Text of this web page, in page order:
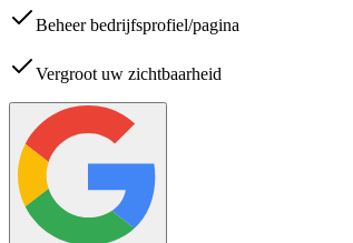
Beheer bedrijfsprofiel/pagina
Vergroot uw zichtbaarheid